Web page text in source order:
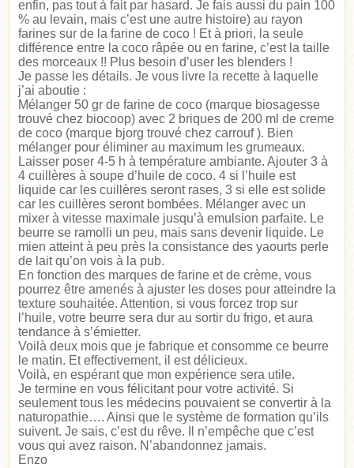
enfin, pas tout à fait par hasard. Je fais aussi du pain 100
% au levain, mais c’est une autre histoire) au rayon
farines sur de la farine de coco ! Et à priori, la seule
différence entre la coco râpée ou en farine, c’est la taille
des morceaux !! Plus besoin d’user les blenders !
Je passe les détails. Je vous livre la recette à laquelle
j’ai aboutie :
Mélanger 50 gr de farine de coco (marque biosagesse
trouvé chez biocoop) avec 2 briques de 200 ml de creme
de coco (marque bjorg trouvé chez carrouf ). Bien
mélanger pour éliminer au maximum les grumeaux.
Laisser poser 4-5 h à température ambiante. Ajouter 3 à
4 cuillères à soupe d’huile de coco. 4 si l’huile est
liquide car les cuillères seront rases, 3 si elle est solide
car les cuillères seront bombées. Mélanger avec un
mixer à vitesse maximale jusqu’à emulsion parfaite. Le
beurre se ramolli un peu, mais sans devenir liquide. Le
mien atteint à peu près la consistance des yaourts perle
de lait qu’on vois à la pub.
En fonction des marques de farine et de crème, vous
pourrez être amenés à ajuster les doses pour atteindre la
texture souhaitée. Attention, si vous forcez trop sur
l’huile, votre beurre sera dur au sortir du frigo, et aura
tendance à s’émietter.
Voilà deux mois que je fabrique et consomme ce beurre
le matin. Et effectivement, il est délicieux.
Voilà, en espérant que mon expérience sera utile.
Je termine en vous félicitant pour votre activité. Si
seulement tous les médecins pouvaient se convertir à la
naturopathie…. Ainsi que le système de formation qu’ils
suivent. Je sais, c’est du rêve. Il n’empêche que c’est
vous qui avez raison. N’abandonnez jamais.
Enzo